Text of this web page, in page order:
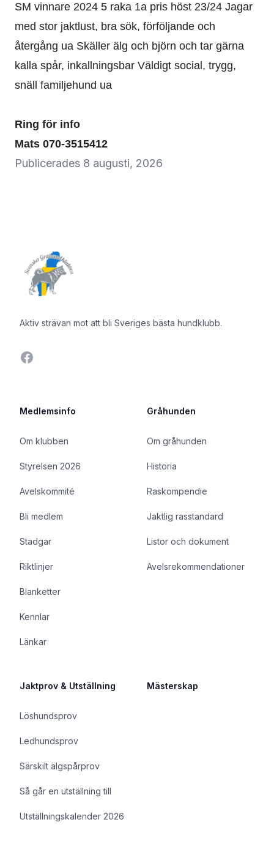
SM vinnare 2024 5 raka 1a pris höst 23/24 Jagar
med stor jaktlust, bra sök, förföljande och
återgång ua Skäller älg och björn och tar gärna
kalla spår, inkallningsbar Väldigt social, trygg,
snäll familjehund ua
Ring för info
Mats 070-3515412
Publicerades 8 augusti, 2026
Aktiv strävan mot att bli Sveriges bästa hundklubb.
Facebook
Medlemsinfo
Om klubben
Styrelsen 2026
Avelskommité
Bli medlem
Stadgar
Riktlinjer
Blanketter
Kennlar
Länkar
Gråhunden
Om gråhunden
Historia
Raskompendie
Jaktlig rasstandard
Listor och dokument
Avelsrekommendationer
Jaktprov & Utställning
Löshundsprov
Ledhundsprov
Särskilt älgspårprov
Så går en utställning till
Utställningskalender 2026
Mästerskap